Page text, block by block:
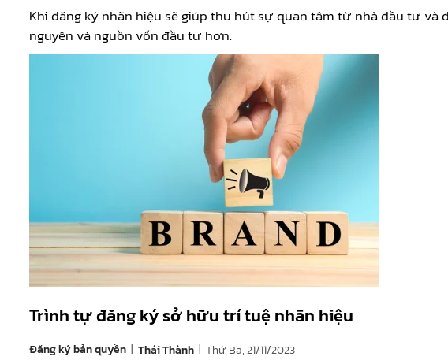
Khi đăng ký nhãn hiệu sẽ giúp thu hút sự quan tâm từ nhà đầu tư và
nguyên và nguồn vốn đầu tư hơn.
Trình tự đăng ký sở hữu trí tuệ nhãn hiệu
Đăng ký bản quyền | Thái Thành | Thứ Ba, 21/11/2023